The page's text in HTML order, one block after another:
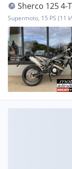
Sherco 125 4-
Teilzahlung €
Supermoto, 15 PS (11